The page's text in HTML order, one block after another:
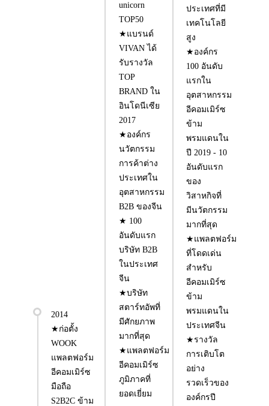
2014
★ก่อตั้ง
WOOK
แพลตฟอร์ม
อีคอมเมิร์ซ
มือถือ
S2B2C ข้าม
unicorn
TOP50
★แบรนด์
VIVAN ได้
รับรางวัล
TOP
BRAND ใน
อินโดนีเซีย
2017
★องค์กร
นวัตกรรม
การค้าต่าง
ประเทศใน
อุตสาหกรรม
B2B ของจีน
★ 100
อันดับแรก
บริษัท B2B
ในประเทศ
จีน
★บริษัท
สตาร์ทอัพที่
มีศักยภาพ
มากที่สุด
★แพลตฟอร์ม
อีคอมเมิร์ซ
ภูมิภาคที่
ยอดเยี่ยม
ประเทศที่มี
เทคโนโลยี
สูง
★องค์กร
100 อันดับ
แรกใน
อุตสาหกรรม
อีคอมเมิร์ซ
ข้าม
พรมแดนใน
ปี 2019 - 10
อันดับแรก
ของ
วิสาหกิจที่
มีนวัตกรรม
มากที่สุด
★แพลตฟอร์ม
ที่โดดเด่น
สำหรับ
อีคอมเมิร์ซ
ข้าม
พรมแดนใน
ประเทศจีน
★รางวัล
การเติบโต
อย่าง
รวดเร็วของ
องค์กรปี